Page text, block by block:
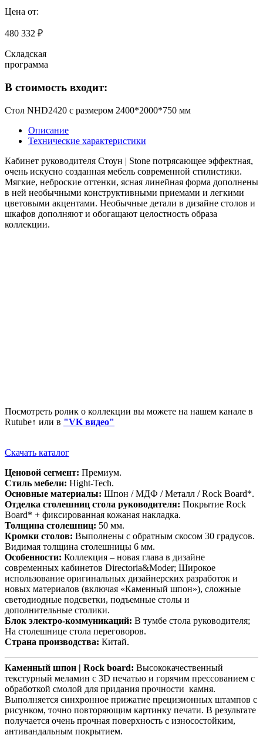
Цена от:
480 332 ₽
Складская
программа
В стоимость входит:
Стол NHD2420 с размером 2400*2000*750 мм
Описание
Технические характеристики
Кабинет руководителя Стоун | Stone потрясающее эффектная,
очень искусно созданная мебель современной стилистики.
Мягкие, неброские оттенки, ясная линейная форма дополнены
в ней необычными конструктивными приемами и легкими
цветовыми акцентами. Необычные детали в дизайне столов и
шкафов дополняют и обогащают целостность образа
коллекции.
Посмотреть ролик о коллекции вы можете на нашем канале в
Rutube↑ или в "VK видео"
Скачать каталог
Ценовой сегмент: Премиум.
Стиль мебели: Hight-Tech.
Основные материалы: Шпон / МДФ / Металл / Rock Board*.
Отделка столешниц стола руководителя: Покрытие Rock
Board* + фиксированная кожаная накладка.
Толщина столешниц: 50 мм.
Кромки столов: Выполнены с обратным скосом 30 градусов.
Видимая толщина столешницы 6 мм.
Особенности: Коллекция – новая глава в дизайне
современных кабинетов Directoria&Moder; Широкое
использование оригинальных дизайнерских разработок и
новых материалов (включая «Каменный шпон»), сложные
светодиодные подсветки, подъемные столы и
дополнительные столики.
Блок электро-коммуникаций: В тумбе стола руководителя;
На столешнице стола переговоров.
Страна производства: Китай.
Каменный шпон | Rock board: Высококачественный
текстурный меламин с 3D печатью и горячим прессованием с
обработкой смолой для придания прочности камня.
Выполняется синхронное прижатие прецизионных штампов с
рисунком, точно повторяющим картинку печати. В результате
получается очень прочная поверхность с износостойким,
антивандальным покрытием.